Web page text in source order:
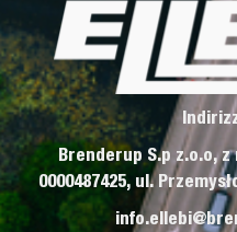
Brenderup S.p z.o.o,
0000487425, ul.